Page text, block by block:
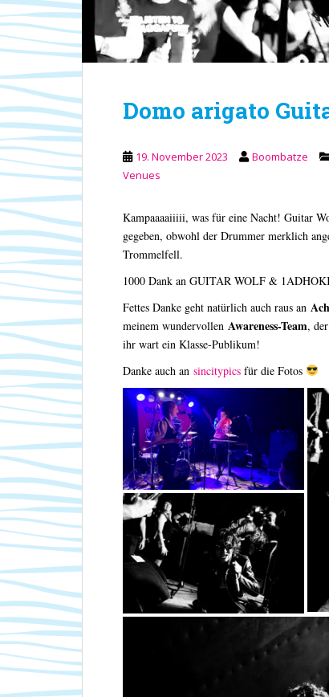
Domo arigato
19. November 2023 Boombatze
Venues
Kampaaaaiiiii, was für eine Nacht! Guitar
gegeben, obwohl der Drummer merklich
Trommelfell.
1000 Dank an GUITAR WOLF &
Fettes Danke geht natürlich auch raus an
meinem wundervollen Awareness-Team,
ihr wart ein Klasse-Publikum!
Danke auch an sincitypics für die Fotos